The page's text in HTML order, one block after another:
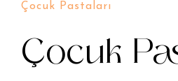
Çocuk Pastaları
Çocuk